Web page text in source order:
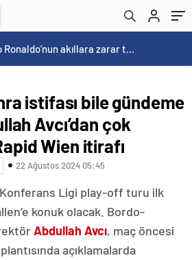
Cristiano Ronaldo’nun akıllara zarar tüm kariyerinin istatistiğini çıkardık !
istifası bile gündeme
Avcı’dan çok
Wien itirafı
22 Ağustos 2024 05:45
Konferans Ligi play-off turu ilk
konuk olacak. Bordo-
Abdullah Avcı, maç öncesi
açıklamalarda